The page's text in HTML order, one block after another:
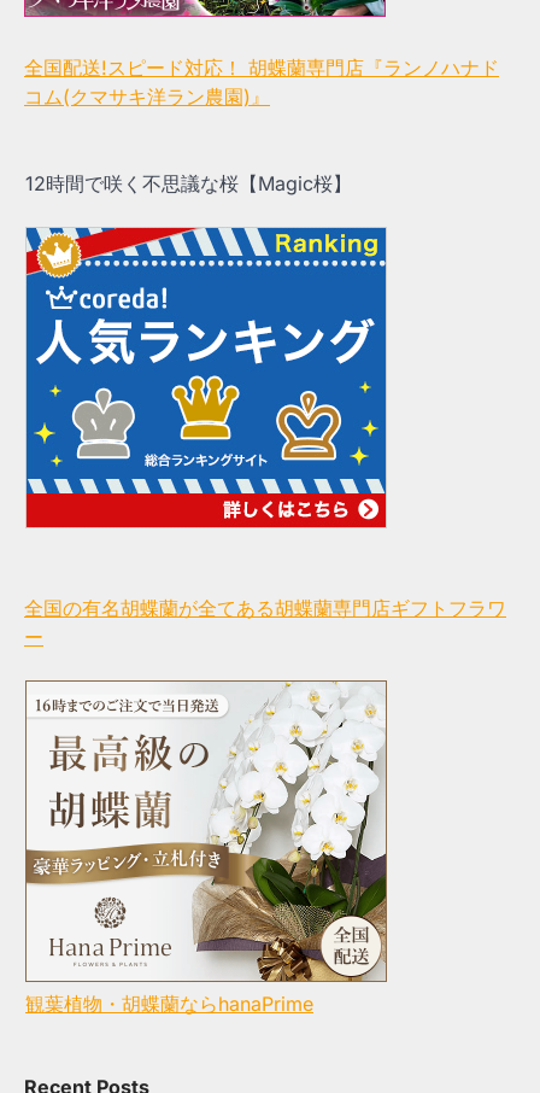
全国配送!スピード対応！ 胡蝶蘭専門店『ランノハナド
コム(クマサキ洋ラン農園)』
12時間で咲く不思議な桜【Magic桜】
全国の有名胡蝶蘭が全てある胡蝶蘭専門店ギフトフラワ
ー
観葉植物・胡蝶蘭ならhanaPrime
Recent Posts